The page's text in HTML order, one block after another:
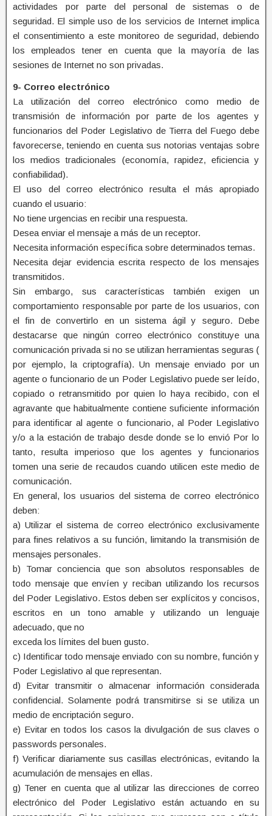
actividades por parte del personal de sistemas o de
seguridad. El simple uso de los servicios de Internet implica
el consentimiento a este monitoreo de seguridad, debiendo
los empleados tener en cuenta que la mayoría de las
sesiones de Internet no son privadas.
9- Correo electrónico
La utilización del correo electrónico como medio de
transmisión de información por parte de los agentes y
funcionarios del Poder Legislativo de Tierra del Fuego debe
favorecerse, teniendo en cuenta sus notorias ventajas sobre
los medios tradicionales (economía, rapidez, eficiencia y
confiabilidad).
El uso del correo electrónico resulta el más apropiado
cuando el usuario:
No tiene urgencias en recibir una respuesta.
Desea enviar el mensaje a más de un receptor.
Necesita información específica sobre determinados temas.
Necesita dejar evidencia escrita respecto de los mensajes
transmitidos.
Sin embargo, sus características también exigen un
comportamiento responsable por parte de los usuarios, con
el fin de convertirlo en un sistema ágil y seguro. Debe
destacarse que ningún correo electrónico constituye una
comunicación privada si no se utilizan herramientas seguras (
por ejemplo, la criptografía). Un mensaje enviado por un
agente o funcionario de un Poder Legislativo puede ser leído,
copiado o retransmitido por quien lo haya recibido, con el
agravante que habitualmente contiene suficiente información
para identificar al agente o funcionario, al Poder Legislativo
y/o a la estación de trabajo desde donde se lo envió Por lo
tanto, resulta imperioso que los agentes y funcionarios
tomen una serie de recaudos cuando utilicen este medio de
comunicación.
En general, los usuarios del sistema de correo electrónico
deben:
a) Utilizar el sistema de correo electrónico exclusivamente
para fines relativos a su función, limitando la transmisión de
mensajes personales.
b) Tomar conciencia que son absolutos responsables de
todo mensaje que envíen y reciban utilizando los recursos
del Poder Legislativo. Estos deben ser explícitos y concisos,
escritos en un tono amable y utilizando un lenguaje
adecuado, que no
exceda los límites del buen gusto.
c) Identificar todo mensaje enviado con su nombre, función y
Poder Legislativo al que representan.
d) Evitar transmitir o almacenar información considerada
confidencial. Solamente podrá transmitirse si se utiliza un
medio de encriptación seguro.
e) Evitar en todos los casos la divulgación de sus claves o
passwords personales.
f) Verificar diariamente sus casillas electrónicas, evitando la
acumulación de mensajes en ellas.
g) Tener en cuenta que al utilizar las direcciones de correo
electrónico del Poder Legislativo están actuando en su